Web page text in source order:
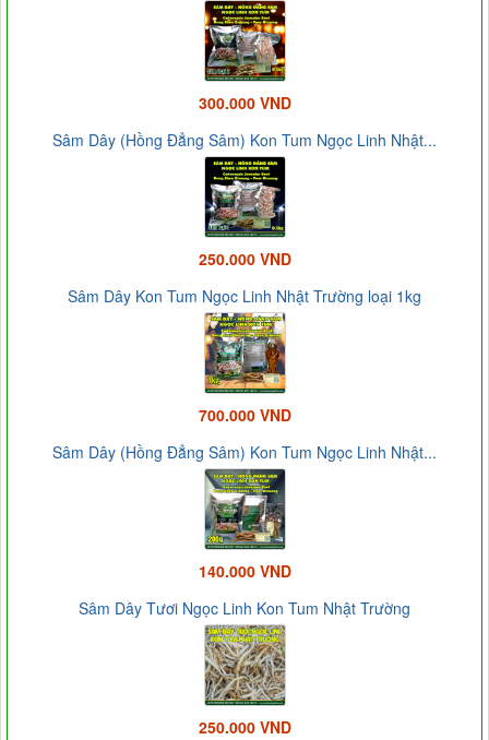
300.000 VND
Sâm Dây (Hồng Đẳng Sâm) Kon Tum Ngọc Linh Nhật...
250.000 VND
Sâm Dây Kon Tum Ngọc Linh Nhật Trường loại 1kg
700.000 VND
Sâm Dây (Hồng Đẳng Sâm) Kon Tum Ngọc Linh Nhật...
140.000 VND
Sâm Dây Tươi Ngọc Linh Kon Tum Nhật Trường
250.000 VND